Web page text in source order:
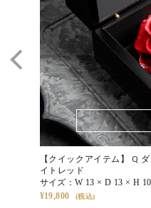
ごまかしのない、完璧なバラン
一輪一輪が際立つ、端正で美し
成熟した感性にふさわしい、
Q. どのくらいの期間楽しめま
A. 散ることなく、その姿を長
るごとにやわらかく深みを帯
ます。その変化さえも美とし
魅力です。
Q. 飾る場所に注意はあります
A. 直射日光や高温多湿、乾燥
けください。落ち着いた環境
映えます。
Q. メッセージの代筆は可能です
【クイックアイテム】 Q
イトレッド
サイズ：W 13 × D 13 × H
19,800